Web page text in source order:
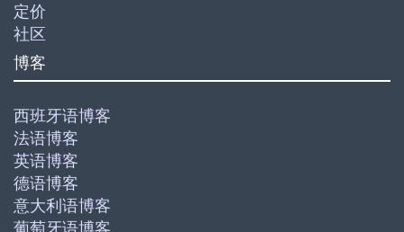
定价
社区
博客
西班牙语博客
法语博客
英语博客
德语博客
意大利语博客